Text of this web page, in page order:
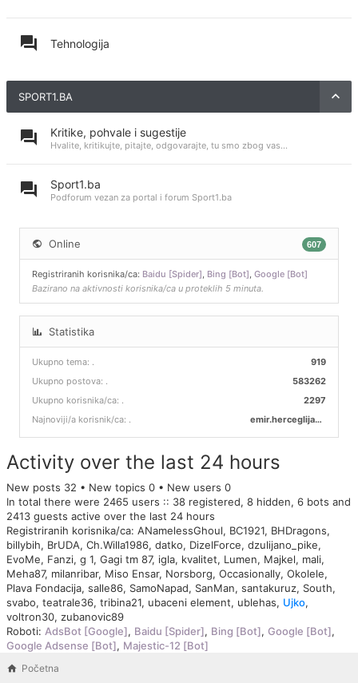
Tehnologija
SPORT1.BA
Kritike, pohvale i sugestije
Hvalite, kritikujte, pitajte, odgovarajte, tu smo zbog vas...
Sport1.ba
Podforum vezan za portal i forum Sport1.ba
Online 607
Registriranih korisnika/ca: Baidu [Spider], Bing [Bot], Google [Bot]
Bazirano na aktivnosti korisnika/ca u proteklih 5 minuta.
Statistika
Ukupno tema: 919
.
Ukupno postova:
583262
.
Ukupno korisnika/ca:
2297
.
Najnoviji/a korisnik/ca:
emir.herceglija00
.
Activity over the last 24 hours
New posts 32 • New topics 0 • New users 0
In total there were 2465 users :: 38 registered, 8 hidden, 6 bots and
2413 guests active over the last 24 hours
Registriranih korisnika/ca: ANamelessGhoul, BC1921, BHDragons,
billybih, BrUDA, Ch.Willa1986, datko, DizelForce, dzulijano_pike,
EvoMe, Fanzi, g 1, Gagi tm 87, igla, kvalitet, Lumen, Majkel, mali,
Meha87, milanribar, Miso Ensar, Norsborg, Occasionally, Okolele,
Plava Fondacija, salle86, SamoNapad, SanMan, santakuruz, South,
svabo, teatrale36, tribina21, ubaceni element, ublehas, Ujko,
voltron30, zubanovic89
Roboti: AdsBot [Google], Baidu [Spider], Bing [Bot], Google [Bot],
Google Adsense [Bot], Majestic-12 [Bot]
Početna